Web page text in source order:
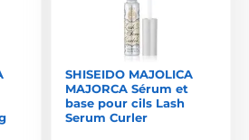
SHISEIDO MAJOLICA
MAJORCA Sérum et
base pour cils Lash
Serum Curler